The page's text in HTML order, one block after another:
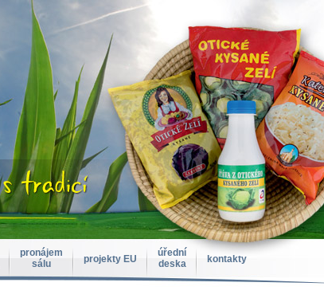
pronájem
sálu
projekty EU
úřední
deska
kontakty